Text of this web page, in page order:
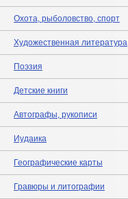
Охота, рыболовство, спорт
Художественная литература
Поэзия
Детские книги
Автографы, рукописи
Иудаика
Географические карты
Гравюры и литографии